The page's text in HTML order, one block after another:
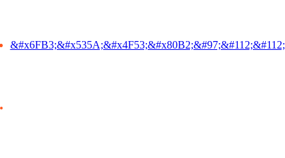
&#x6FB3;&#x535A;&#x4F53;&#x80B2;&#97;&#112;&#112;